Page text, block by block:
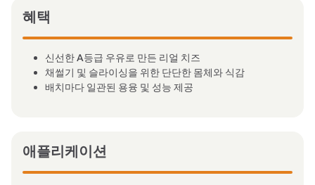
혜택
신선한 A등급 우유로 만든 리얼 치즈
채썰기 및 슬라이싱을 위한 단단한 몸체와 식감
배치마다 일관된 용융 및 성능 제공
애플리케이션